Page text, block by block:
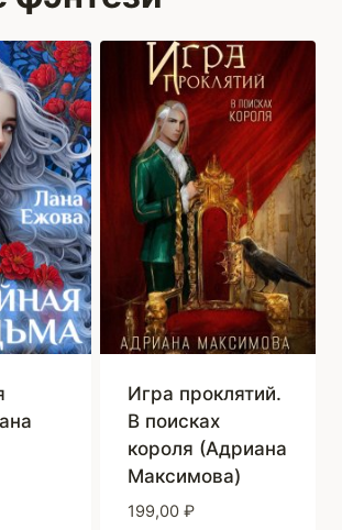
Игра проклятий.
В поисках
короля (Адриана
Максимова)
199,00 ₽